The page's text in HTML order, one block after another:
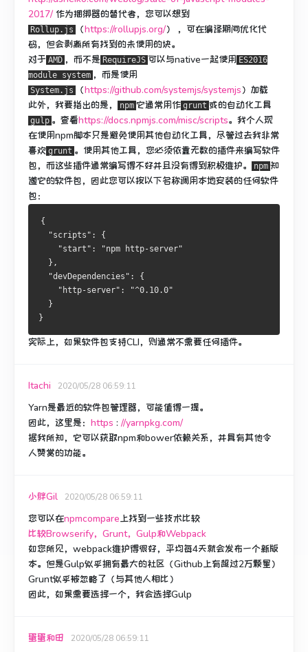
2017/ 作为捆绑器的替代者，您可以想到
Rollup.js （https://rollupjs.org/） ，可在编译期间优化代
码，但会剥离所有找到的未使用的块。
对于 AMD ，而不是 RequireJS 可以与native一起使用 ES2016
module system ，而是使用
System.js （https://github.com/systemjs/systemjs） 加载
此外，我要指出的是，
npm 它通常用作 grunt 或的自动化工具
gulp 。 查看https://docs.npmjs.com/misc/scripts。 我个人现
在使用npm脚本只是避免使用其他自动化工具，尽管过去我非常
喜欢 grunt 。 使用其他工具，您必须依靠无数的插件来编写软件
包，而这些插件通常编写得不好并且没有得到积极维护。
npm 知
道它的软件包，因此您可以按以下名称调用本地安装的任何软件
包：
{
"scripts" :
{
"start" :
"npm http-server"
},
"devDependencies" :
{
"http-server" :
"^0.10.0"
}
}
实际上，如果软件包支持CLI，则通常不需要任何插件。
Itachi 2020/05/28 06:59:11
Yarn是最近的软件包管理器，可能值得一提。
因此，这里是： https : //yarnpkg.com/
据我所知，它可以获取npm和bower依赖关系，并具有其他令
人赞赏的功能。
小胖Gil 2020/05/28 06:59:11
您可以在npmcompare上找到一些技术比较
比较Browserify，Grunt，Gulp和Webpack
如您所见，webpack维护得很好，平均每4天就会发布一个新版
本。 但是Gulp似乎拥有最大的社区（Github上有超过2万颗星）
Grunt似乎被忽略了（与其他人相比）
因此，如果需要选择一个，我会选择Gulp
蛋蛋和田 2020/05/28 06:59:11